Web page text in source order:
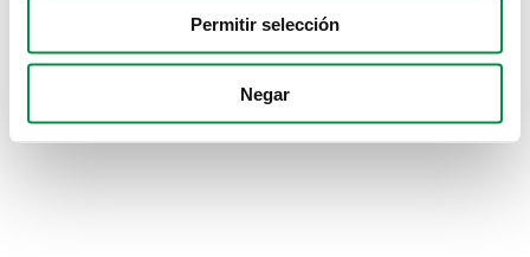
Permitir selección
Negar